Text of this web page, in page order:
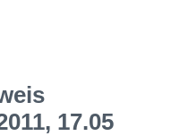
17.05